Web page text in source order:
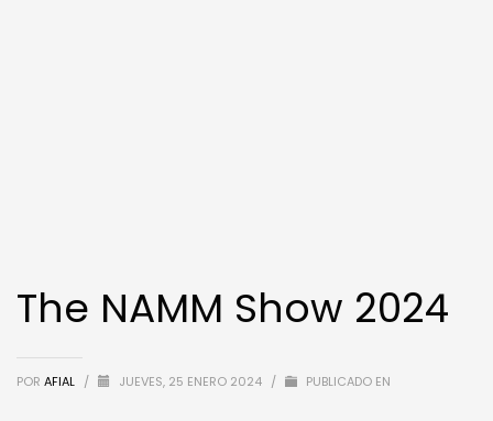
The NAMM Show 2024
POR AFIAL / JUEVES, 25 ENERO 2024 / PUBLICADO EN